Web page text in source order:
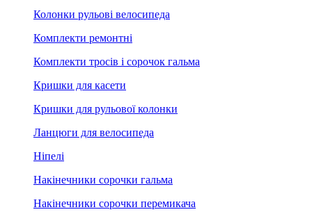
Колонки рульові велосипеда
Комплекти ремонтні
Комплекти тросів і сорочок гальма
Кришки для касети
Кришки для рульової колонки
Ланцюги для велосипеда
Ніпелі
Накінечники сорочки гальма
Накінечники сорочки перемикача